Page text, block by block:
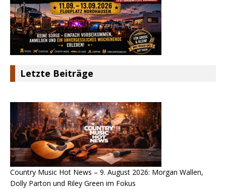
Letzte Beiträge
Country Music Hot News – 9. August 2026: Morgan Wallen,
Dolly Parton und Riley Green im Fokus